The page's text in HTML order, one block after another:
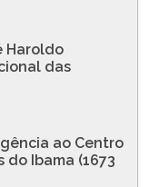
Haroldo
das
ao Centro
Ibama (1673